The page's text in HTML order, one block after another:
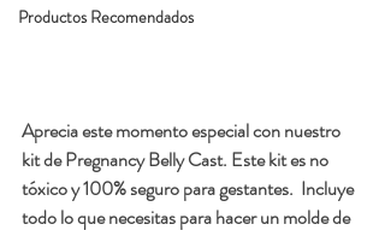
Productos Recomendados
Aprecia este momento especial con nuestro
kit de Pregnancy Belly Cast. Este kit es no
tóxico y 100% seguro para gestantes.  Incluye
todo lo que necesitas para hacer un molde de